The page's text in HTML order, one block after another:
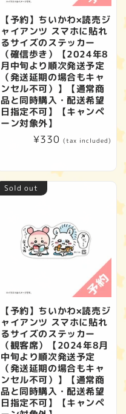
【予約】ちいかわ×読売ジ
ャイアンツ スマホに貼れ
るサイズのステッカー
（確信歩き）【2024年8
月中旬より順次発送予定
（発送延期の場合もキャ
ンセル不可）】【通常商
品と同時購入・配送希望
日指定不可】【キャンペ
ーン対象外】
Regular
¥330 (tax included)
Sold out
【予約】ちいかわ×読売ジ
ャイアンツ スマホに貼れ
るサイズのステッカー
（観客席）【2024年8月
中旬より順次発送予定
（発送延期の場合もキャ
ンセル不可）】【通常商
品と同時購入・配送希望
日指定不可】【キャンペ